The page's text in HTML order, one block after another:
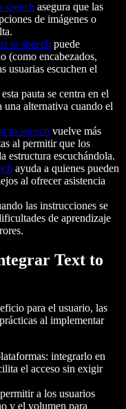
speech asegura que las
de imágenes o
to speech puede
(como encabezados,
usuarias escuchen el
pauta se centra en el
una alternativa cuando el
to speech vuelve más
al permitir que los
estructura escuchándola.
ayuda a quienes pueden
al ofrecer asistencia
las instrucciones se
de aprendizaje
Text to
para el usuario, las
al implementar
integrarlo en
el acceso sin exigir
a los usuarios
y el volumen para